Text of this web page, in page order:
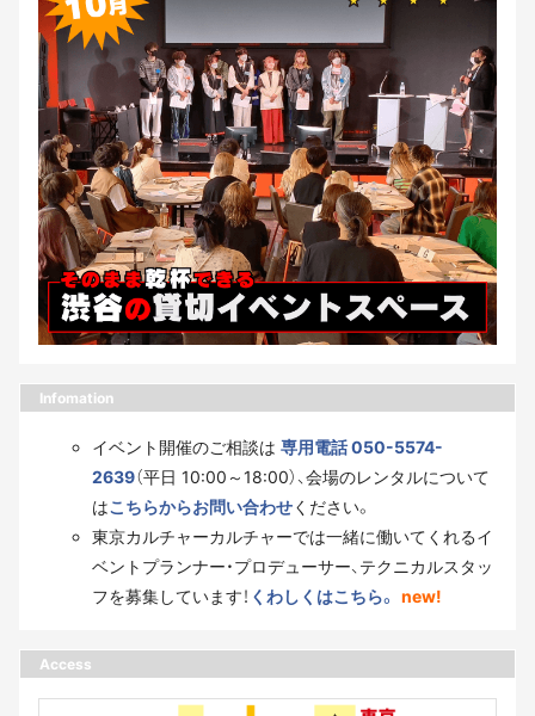
Infomation
イベント開催のご相談は 専用電話 050-5574-
2639（平日 10:00～18:00）、会場のレンタルについて
はこちらからお問い合わせください。
東京カルチャーカルチャーでは一緒に働いてくれるイ
ベントプランナー・プロデューサー、テクニカルスタッ
フを募集しています！ くわしくはこちら。 new!
Access